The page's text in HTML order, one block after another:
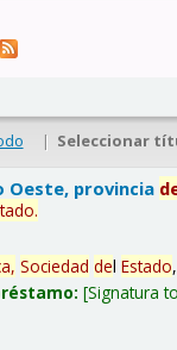
| Seleccionar
Oeste, provincia
.
Sociedad delEstado
Signatura